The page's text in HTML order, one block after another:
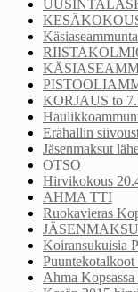
KORJAUS to
Erähallin
Jäsenmaksut
OTSO
Hirvikokous
AHMA TTI
Ruokavieras
Koiransukuisia
Puuntekotalkoot
Ahma